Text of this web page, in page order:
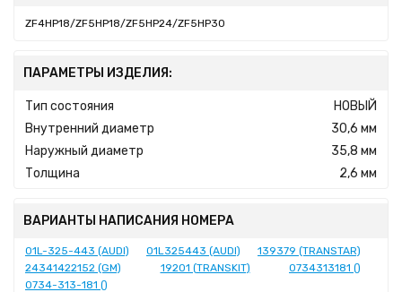
ZF4HP18/ZF5HP18/ZF5HP24/ZF5HP30
ПАРАМЕТРЫ ИЗДЕЛИЯ:
Тип состояния
НОВЫЙ
Внутренний диаметр
30,6 мм
Наружный диаметр
35,8 мм
Толщина
2,6 мм
ВАРИАНТЫ НАПИСАНИЯ НОМЕРА
01L-325-443 (AUDI) 01L325443 (AUDI)
139379 (TRANSTAR)
24341422152 (GM)
19201 (TRANSKIT)
0734313181 ()
0734-313-181 ()